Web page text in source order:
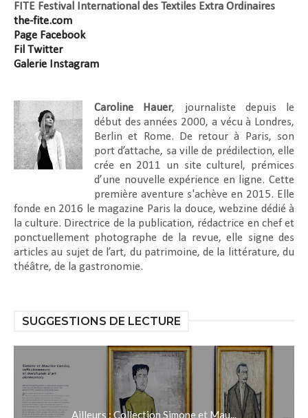
FITE Festival International des Textiles Extra Ordinaires
the-fite.com
Page Facebook
Fil Twitter
Galerie Instagram
Caroline Hauer, journaliste depuis le
début des années 2000, a vécu à Londres,
Berlin et Rome. De retour à Paris, son
port d’attache, sa ville de prédilection, elle
crée en 2011 un site culturel, prémices
d’une nouvelle expérience en ligne. Cette
première aventure s'achève en 2015. Elle
fonde en 2016 le magazine Paris la douce, webzine dédié à
la culture. Directrice de la publication, rédactrice en chef et
ponctuellement photographe de la revue, elle signe des
articles au sujet de l’art, du patrimoine, de la littérature, du
théâtre, de la gastronomie.
SUGGESTIONS DE LECTURE
Ailleurs : Collection Simone et Mau...